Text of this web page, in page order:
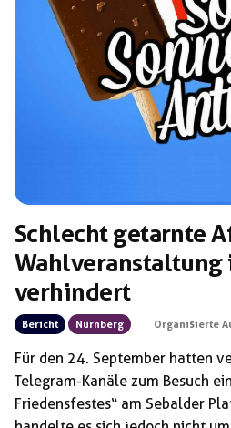
Schlagwörter:
Klaus Krestel
Schlecht getarnte
Wahlveranstaltung
verhindert
Bericht Nürnberg Organisierte
Für den 24. September hatten
Telegram-Kanäle zum Besuch
Friedensfestes“ am Sebalder